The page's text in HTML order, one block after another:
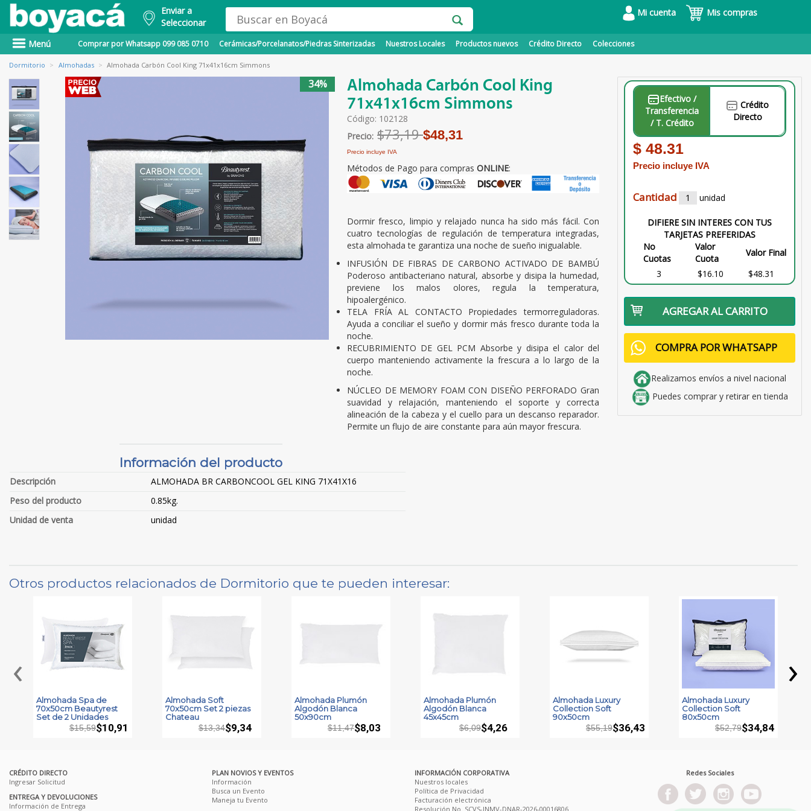
Enviar a
Seleccionar
Mi cuenta Mis compras
Menú Comprar por Whatsapp 099 085 0710 Cerámicas/Porcelanatos/Piedras Sinterizadas Nuestros Locales Productos nuevos Crédito Directo Colecciones
Dormitorio > Almohadas > Almohada Carbón Cool King 71x41x16cm Simmons
34%
Almohada Carbón Cool King
71x41x16cm Simmons
Código: 102128
Precio: $73,19$48,31
Precio incluye IVA
Métodos de Pago para compras ONLINE:
Dormir fresco, limpio y relajado nunca ha sido más fácil. Con
cuatro tecnologías de regulación de temperatura integradas,
esta almohada te garantiza una noche de sueño inigualable.
INFUSIÓN DE FIBRAS DE CARBONO ACTIVADO DE BAMBÚ
Poderoso antibacteriano natural, absorbe y disipa la humedad,
previene los malos olores, regula la temperatura,
hipoalergénico.
TELA FRÍA AL CONTACTO Propiedades termorreguladoras.
Ayuda a conciliar el sueño y dormir más fresco durante toda la
noche.
RECUBRIMIENTO DE GEL PCM Absorbe y disipa el calor del
cuerpo manteniendo activamente la frescura a lo largo de la
noche.
NÚCLEO DE MEMORY FOAM CON DISEÑO PERFORADO Gran
suavidad y relajación, manteniendo el soporte y correcta
alineación de la cabeza y el cuello para un descanso reparador.
Permite un flujo de aire constante para aún mayor frescura.
Efectivo /
Transferencia
/ T. Crédito
Directo
$ 48.31
Precio incluye IVA
Cantidad unidad
DIFIERE SIN INTERES CON TUS
TARJETAS PREFERIDAS
No
Cuotas
Valor
Cuota
Valor Final
3
$16.10 $48.31
AGREGAR AL CARRITO
COMPRA POR WHATSAPP
Realizamos envíos a nivel nacional
Puedes comprar y retirar en tienda
Información del producto
Descripción
ALMOHADA BR CARBONCOOL GEL KING 71X41X16
Peso del producto
0.85kg.
Unidad de venta
unidad
Otros productos relacionados de Dormitorio que te pueden interesar:
Almohada Spa de
70x50cm Beautyrest
Set de 2 Unidades
$15,59$10,91
Almohada Soft
70x50cm Set 2 piezas
Chateau
$13,34$9,34
Almohada Plumón
Algodón Blanca
50x90cm
$11,47$8,03
Almohada Plumón
Algodón Blanca
45x45cm
$6,09$4,26
Almohada Luxury
Collection Soft
90x50cm
$55,19$36,43
Almohada Luxury
Collection Soft
80x50cm
$52,79$34,84
‹ ›
CRÉDITO DIRECTO
Ingresar Solicitud
ENTREGA Y DEVOLUCIONES
Información de Entrega
PLAN NOVIOS Y EVENTOS
Información
Busca un Evento
Maneja tu Evento
INFORMACIÓN CORPORATIVA
Nuestros locales
Política de Privacidad
Facturación electrónica
Resolución No. SCVS-INMV-DNAR-2026-00016806
Redes Sociales